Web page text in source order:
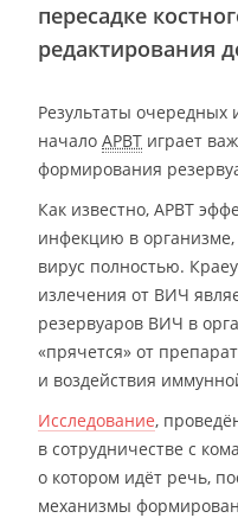
пересадке
редактирования
Результаты очередных
начало АРВТ играет
формирования
Как известно, АРВТ
инфекцию в
вирус полностью.
излечения от ВИЧ
резервуаров ВИЧ в
«прячется» от
и воздействия
Исследование,
в сотрудничестве с
о котором идёт речь,
механизмы